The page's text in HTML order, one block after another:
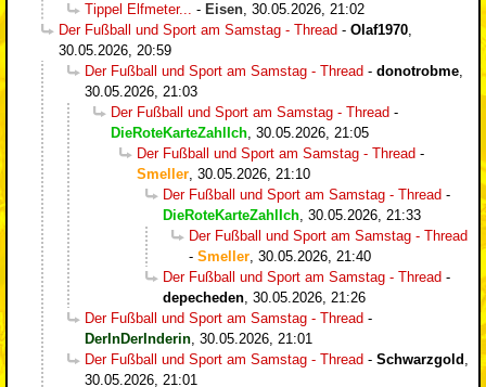
Tippel Elfmeter... - Eisen, 30.05.2026, 21:02
Der Fußball und Sport am Samstag - Thread - Olaf1970,
30.05.2026, 20:59
Der Fußball und Sport am Samstag - Thread - donotrobme,
30.05.2026, 21:03
Der Fußball und Sport am Samstag - Thread -
DieRoteKarteZahlIch, 30.05.2026, 21:05
Der Fußball und Sport am Samstag - Thread -
Smeller, 30.05.2026, 21:10
Der Fußball und Sport am Samstag - Thread -
DieRoteKarteZahlIch, 30.05.2026, 21:33
Der Fußball und Sport am Samstag - Thread
- Smeller, 30.05.2026, 21:40
Der Fußball und Sport am Samstag - Thread -
depecheden, 30.05.2026, 21:26
Der Fußball und Sport am Samstag - Thread -
DerInDerInderin, 30.05.2026, 21:01
Der Fußball und Sport am Samstag - Thread - Schwarzgold ,
30.05.2026, 21:01